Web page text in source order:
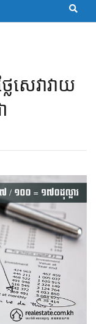
េវាវាយ